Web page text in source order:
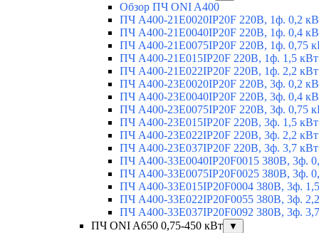
Обзор ПЧ ONI A400
ПЧ A400-21E0020IP20F 220В, 1ф. 0,2
ПЧ A400-21E0040IP20F 220В, 1ф. 0,4
ПЧ A400-21E0075IP20F 220В, 1ф. 0,75
ПЧ A400-21E015IP20F 220В, 1ф. 1,5 кВт
ПЧ A400-21E022IP20F 220В, 1ф. 2,2 кВт
ПЧ A400-23E0020IP20F 220В, 3ф. 0,2
ПЧ A400-23E0040IP20F 220В, 3ф. 0,4
ПЧ A400-23E0075IP20F 220В, 3ф. 0,75
ПЧ A400-23E015IP20F 220В, 3ф. 1,5 кВт
ПЧ A400-23E022IP20F 220В, 3ф. 2,2 кВт
ПЧ A400-23E037IP20F 220В, 3ф. 3,7 кВт
ПЧ A400-33E0040IP20F0015 380В, 3ф.
ПЧ A400-33E0075IP20F0025 380В, 3ф.
ПЧ A400-33E015IP20F0004 380В, 3ф.
ПЧ A400-33E022IP20F0055 380В, 3ф.
ПЧ A400-33E037IP20F0092 380В, 3ф.
ПЧ ONI A650 0,75-450 кВт
▼